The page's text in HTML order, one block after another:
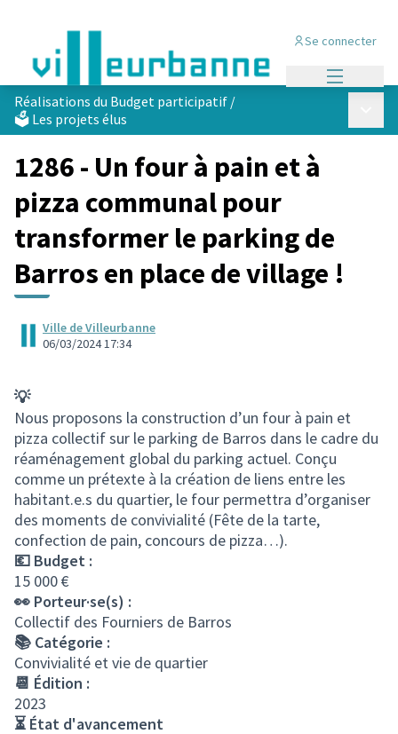
Se connecter
Réalisations du Budget participatif /
🗳️ Les projets élus
1286 - Un four à pain et à
pizza communal pour
transformer le parking de
Barros en place de village !
Ville de Villeurbanne
06/03/2024 17:34
💡
Nous proposons la construction d’un four à pain et
pizza collectif sur le parking de Barros dans le cadre du
réaménagement global du parking actuel. Conçu
comme un prétexte à la création de liens entre les
habitant.e.s du quartier, le four permettra d’organiser
des moments de convivialité (Fête de la tarte,
confection de pain, concours de pizza…).
💶 Budget :
15 000 €
👀 Porteur·se(s) :
Collectif des Fourniers de Barros
📚 Catégorie :
Convivialité et vie de quartier
📆 Édition :
2023
⏳ État d'avancement